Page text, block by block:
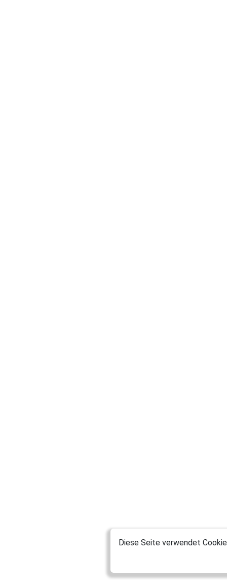
Diese Seite verwendet